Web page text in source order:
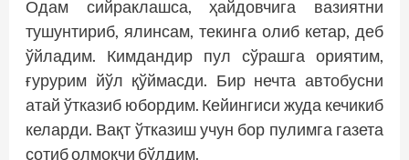
Одам сийраклашса, ҳайдовчига вазиятни
тушунтириб, ялинсам, текинга олиб кетар, деб
ўйладим. Кимдандир пул сўрашга ориятим,
ғурурим йўл қўймасди. Бир нечта автобусни
атай ўтказиб юбордим. Кейингиси жуда кечикиб
келарди. Вақт ўтказиш учун бор пулимга газета
сотиб олмоқчи бўлдим.